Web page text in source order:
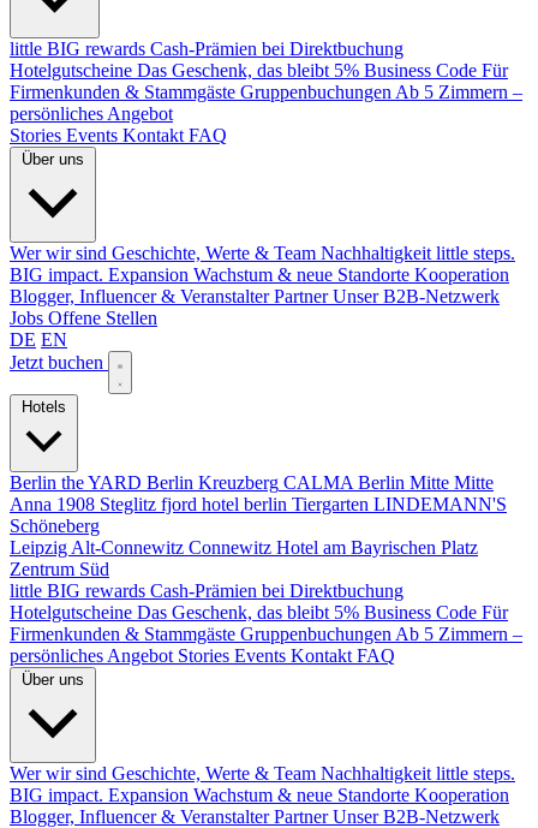
little BIG rewards Cash-Prämien bei Direktbuchung
Hotelgutscheine Das Geschenk, das bleibt 5% Business Code Für
Firmenkunden & Stammgäste Gruppenbuchungen Ab 5 Zimmern –
persönliches Angebot
Stories Events Kontakt FAQ
Wer wir sind Geschichte, Werte & Team Nachhaltigkeit little steps.
BIG impact. Expansion Wachstum & neue Standorte Kooperation
Blogger, Influencer & Veranstalter Partner Unser B2B-Netzwerk
Jobs Offene Stellen
DE EN
Jetzt buchen
Berlin the YARD Berlin Kreuzberg CALMA Berlin Mitte Mitte
Anna 1908 Steglitz fjord hotel berlin Tiergarten LINDEMANN'S
Schöneberg
Leipzig Alt-Connewitz Connewitz Hotel am Bayrischen Platz
Zentrum Süd
little BIG rewards Cash-Prämien bei Direktbuchung
Hotelgutscheine Das Geschenk, das bleibt 5% Business Code Für
Firmenkunden & Stammgäste Gruppenbuchungen Ab 5 Zimmern –
persönliches Angebot Stories Events Kontakt FAQ
Wer wir sind Geschichte, Werte & Team Nachhaltigkeit little steps.
BIG impact. Expansion Wachstum & neue Standorte Kooperation
Blogger, Influencer & Veranstalter Partner Unser B2B-Netzwerk